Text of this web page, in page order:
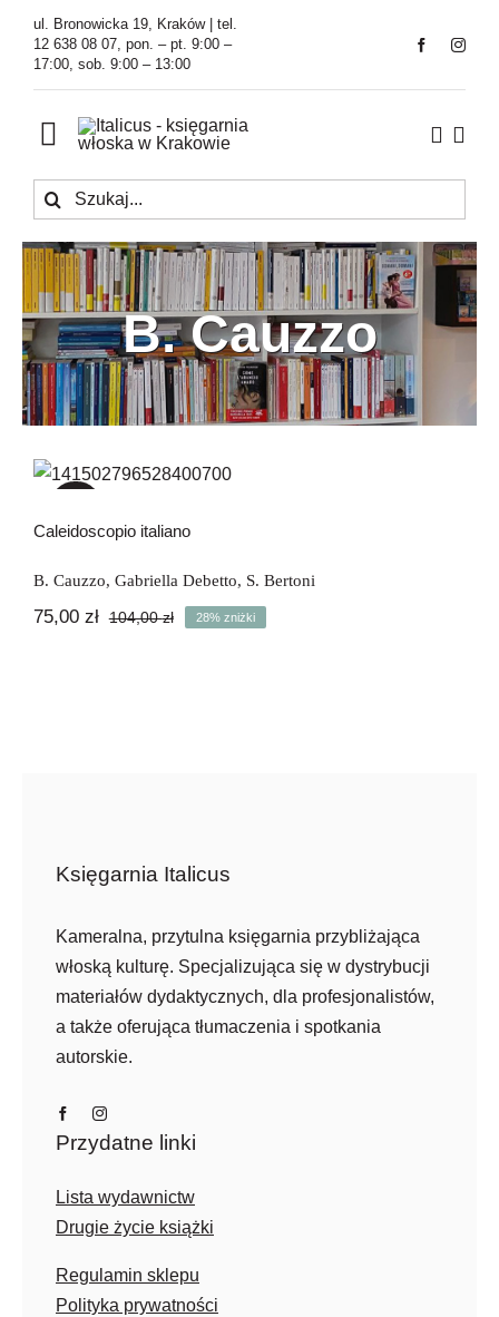
Przejdź
zawartości
ul. Bronowicka 19, Kraków | tel.
12 638 08 07, pon. – pt. 9:00 –
17:00, sob. 9:00 – 13:00
Toggle
Navigation
Księgarnia
Kawiarnia
Tłumaczenia
O Firmie
Kontakt
Szukaj
B. Cauzzo
Caleidoscopio italiano
Caleidoscopio italiano
B. Cauzzo, Gabriella Debetto, S. Bertoni
104,00złPierwotna
75,00 zł
Aktualna
28% zniżki
Księgarnia Italicus
Kameralna, przytulna księgarnia przybliżająca
włoską kulturę. Specjalizująca się w dystrybucji
materiałów dydaktycznych, dla profesjonalistów,
a także oferująca tłumaczenia i spotkania
autorskie.
Przydatne linki
Lista wydawnictw
Drugie życie książki
Regulamin sklepu
Polityka prywatności